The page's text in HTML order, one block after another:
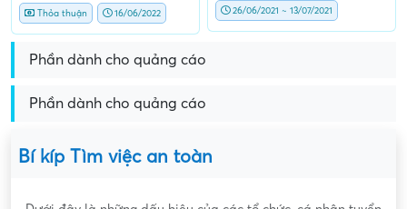
Thỏa thuận 16/06/2022 26/06/2021 ~ 13/07/2021
Phần dành cho quảng cáo
Phần dành cho quảng cáo
Bí kíp Tìm việc an toàn